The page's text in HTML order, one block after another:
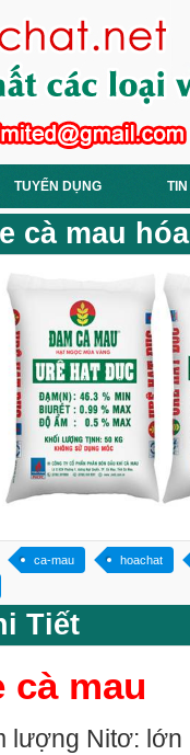
TUYỂN DỤNG
cà mau
ca-mau
hoachat
Tiết
cà mau
lượng Nitơ: